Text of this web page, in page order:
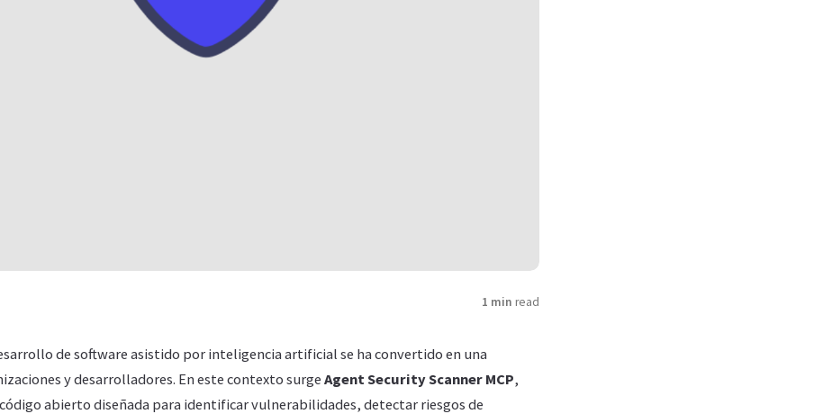
1 min read
de software asistido por inteligencia artificial se ha convertido en una
y desarrolladores. En este contexto surge Agent Security Scanner MCP,
abierto diseñada para identificar vulnerabilidades, detectar riesgos de